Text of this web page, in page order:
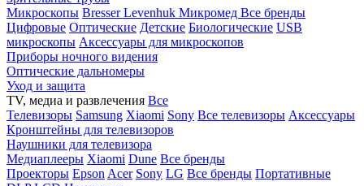
Микроскопы BresserLevenhuk Микромед Все бренды
Цифровые Оптические Детские Биологические USB
микроскопы Аксессуары для микроскопов
Приборы ночного видения
Оптические дальномеры
Уход и защита
TV, медиа и развлечения Все
Телевизоры Samsung Xiaomi Sony Все телевизоры Аксессуары
Кронштейны для телевизоров
Наушники для телевизора
Медиаплееры Xiaomi Dune Все бренды
Проекторы Epson Acer Sony LG Все бренды Портативные